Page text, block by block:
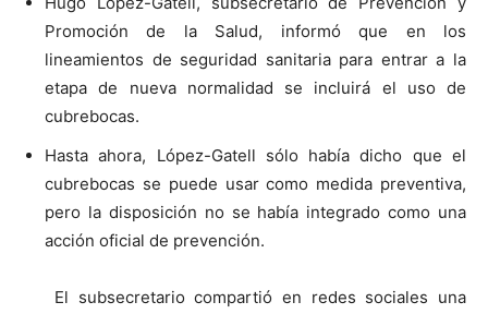
Promoción de la Salud, informó que en los
lineamientos de seguridad sanitaria para entrar a la
etapa de nueva normalidad se incluirá el uso de
cubrebocas.
Hasta ahora, López-Gatell sólo había dicho que el
cubrebocas se puede usar como medida preventiva,
pero la disposición no se había integrado como una
acción oficial de prevención.
El subsecretario compartió en redes sociales una